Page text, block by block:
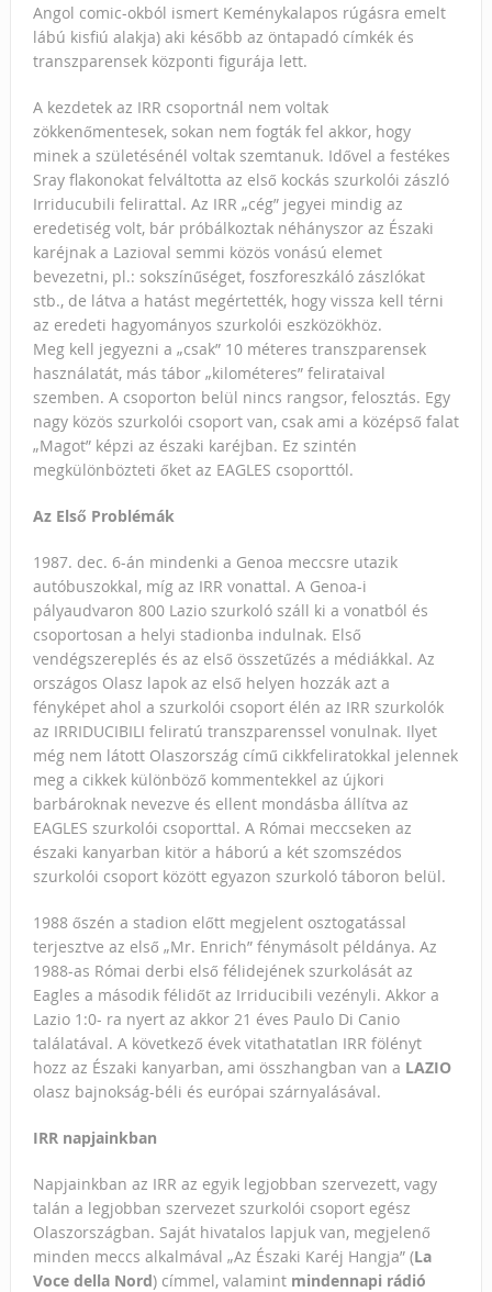
Angol comic-okból ismert Keménykalapos rúgásra emelt
lábú kisfiú alakja) aki később az öntapadó címkék és
transzparensek központi figurája lett.
A kezdetek az IRR csoportnál nem voltak
zökkenőmentesek, sokan nem fogták fel akkor, hogy
minek a születésénél voltak szemtanuk. Idővel a festékes
Sray flakonokat felváltotta az első kockás szurkolói zászló
Irriducubili felirattal. Az IRR „cég” jegyei mindig az
eredetiség volt, bár próbálkoztak néhányszor az Északi
karéjnak a Lazioval semmi közös vonású elemet
bevezetni, pl.: sokszínűséget, foszforeszkáló zászlókat
stb., de látva a hatást megértették, hogy vissza kell térni
az eredeti hagyományos szurkolói eszközökhöz.
Meg kell jegyezni a „csak” 10 méteres transzparensek
használatát, más tábor „kilométeres” felirataival
szemben. A csoporton belül nincs rangsor, felosztás. Egy
nagy közös szurkolói csoport van, csak ami a középső falat
„Magot” képzi az északi karéjban. Ez szintén
megkülönbözteti őket az EAGLES csoporttól.
Az Első Problémák
1987. dec. 6-án mindenki a Genoa meccsre utazik
autóbuszokkal, míg az IRR vonattal. A Genoa-i
pályaudvaron 800 Lazio szurkoló száll ki a vonatból és
csoportosan a helyi stadionba indulnak. Első
vendégszereplés és az első összetűzés a médiákkal. Az
országos Olasz lapok az első helyen hozzák azt a
fényképet ahol a szurkolói csoport élén az IRR szurkolók
az IRRIDUCIBILI feliratú transzparenssel vonulnak. Ilyet
még nem látott Olaszország című cikkfeliratokkal jelennek
meg a cikkek különböző kommentekkel az újkori
barbároknak nevezve és ellent mondásba állítva az
EAGLES szurkolói csoporttal. A Római meccseken az
északi kanyarban kitör a háború a két szomszédos
szurkolói csoport között egyazon szurkoló táboron belül.
1988 őszén a stadion előtt megjelent osztogatással
terjesztve az első „Mr. Enrich” fénymásolt példánya. Az
1988-as Római derbi első félidejének szurkolását az
Eagles a második félidőt az Irriducibili vezényli. Akkor a
Lazio 1:0- ra nyert az akkor 21 éves Paulo Di Canio
találatával. A következő évek vitathatatlan IRR fölényt
hozz az Északi kanyarban, ami összhangban van a LAZIO
olasz bajnokság-béli és európai szárnyalásával.
IRR napjainkban
Napjainkban az IRR az egyik legjobban szervezett, vagy
talán a legjobban szervezet szurkolói csoport egész
Olaszországban. Saját hivatalos lapjuk van, megjelenő
minden meccs alkalmával „Az Északi Karéj Hangja” (La
Voce della Nord) címmel, valamint mindennapi rádió